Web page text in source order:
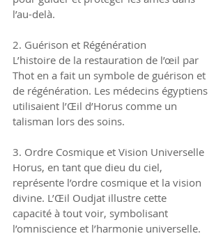
l’au-delà.
2. Guérison et Régénération
L’histoire de la restauration de l’œil par
Thot en a fait un symbole de guérison et
de régénération. Les médecins égyptiens
utilisaient l’Œil d’Horus comme un
talisman lors des soins.
3. Ordre Cosmique et Vision Universelle
Horus, en tant que dieu du ciel,
représente l’ordre cosmique et la vision
divine. L’Œil Oudjat illustre cette
capacité à tout voir, symbolisant
l’omniscience et l’harmonie universelle.